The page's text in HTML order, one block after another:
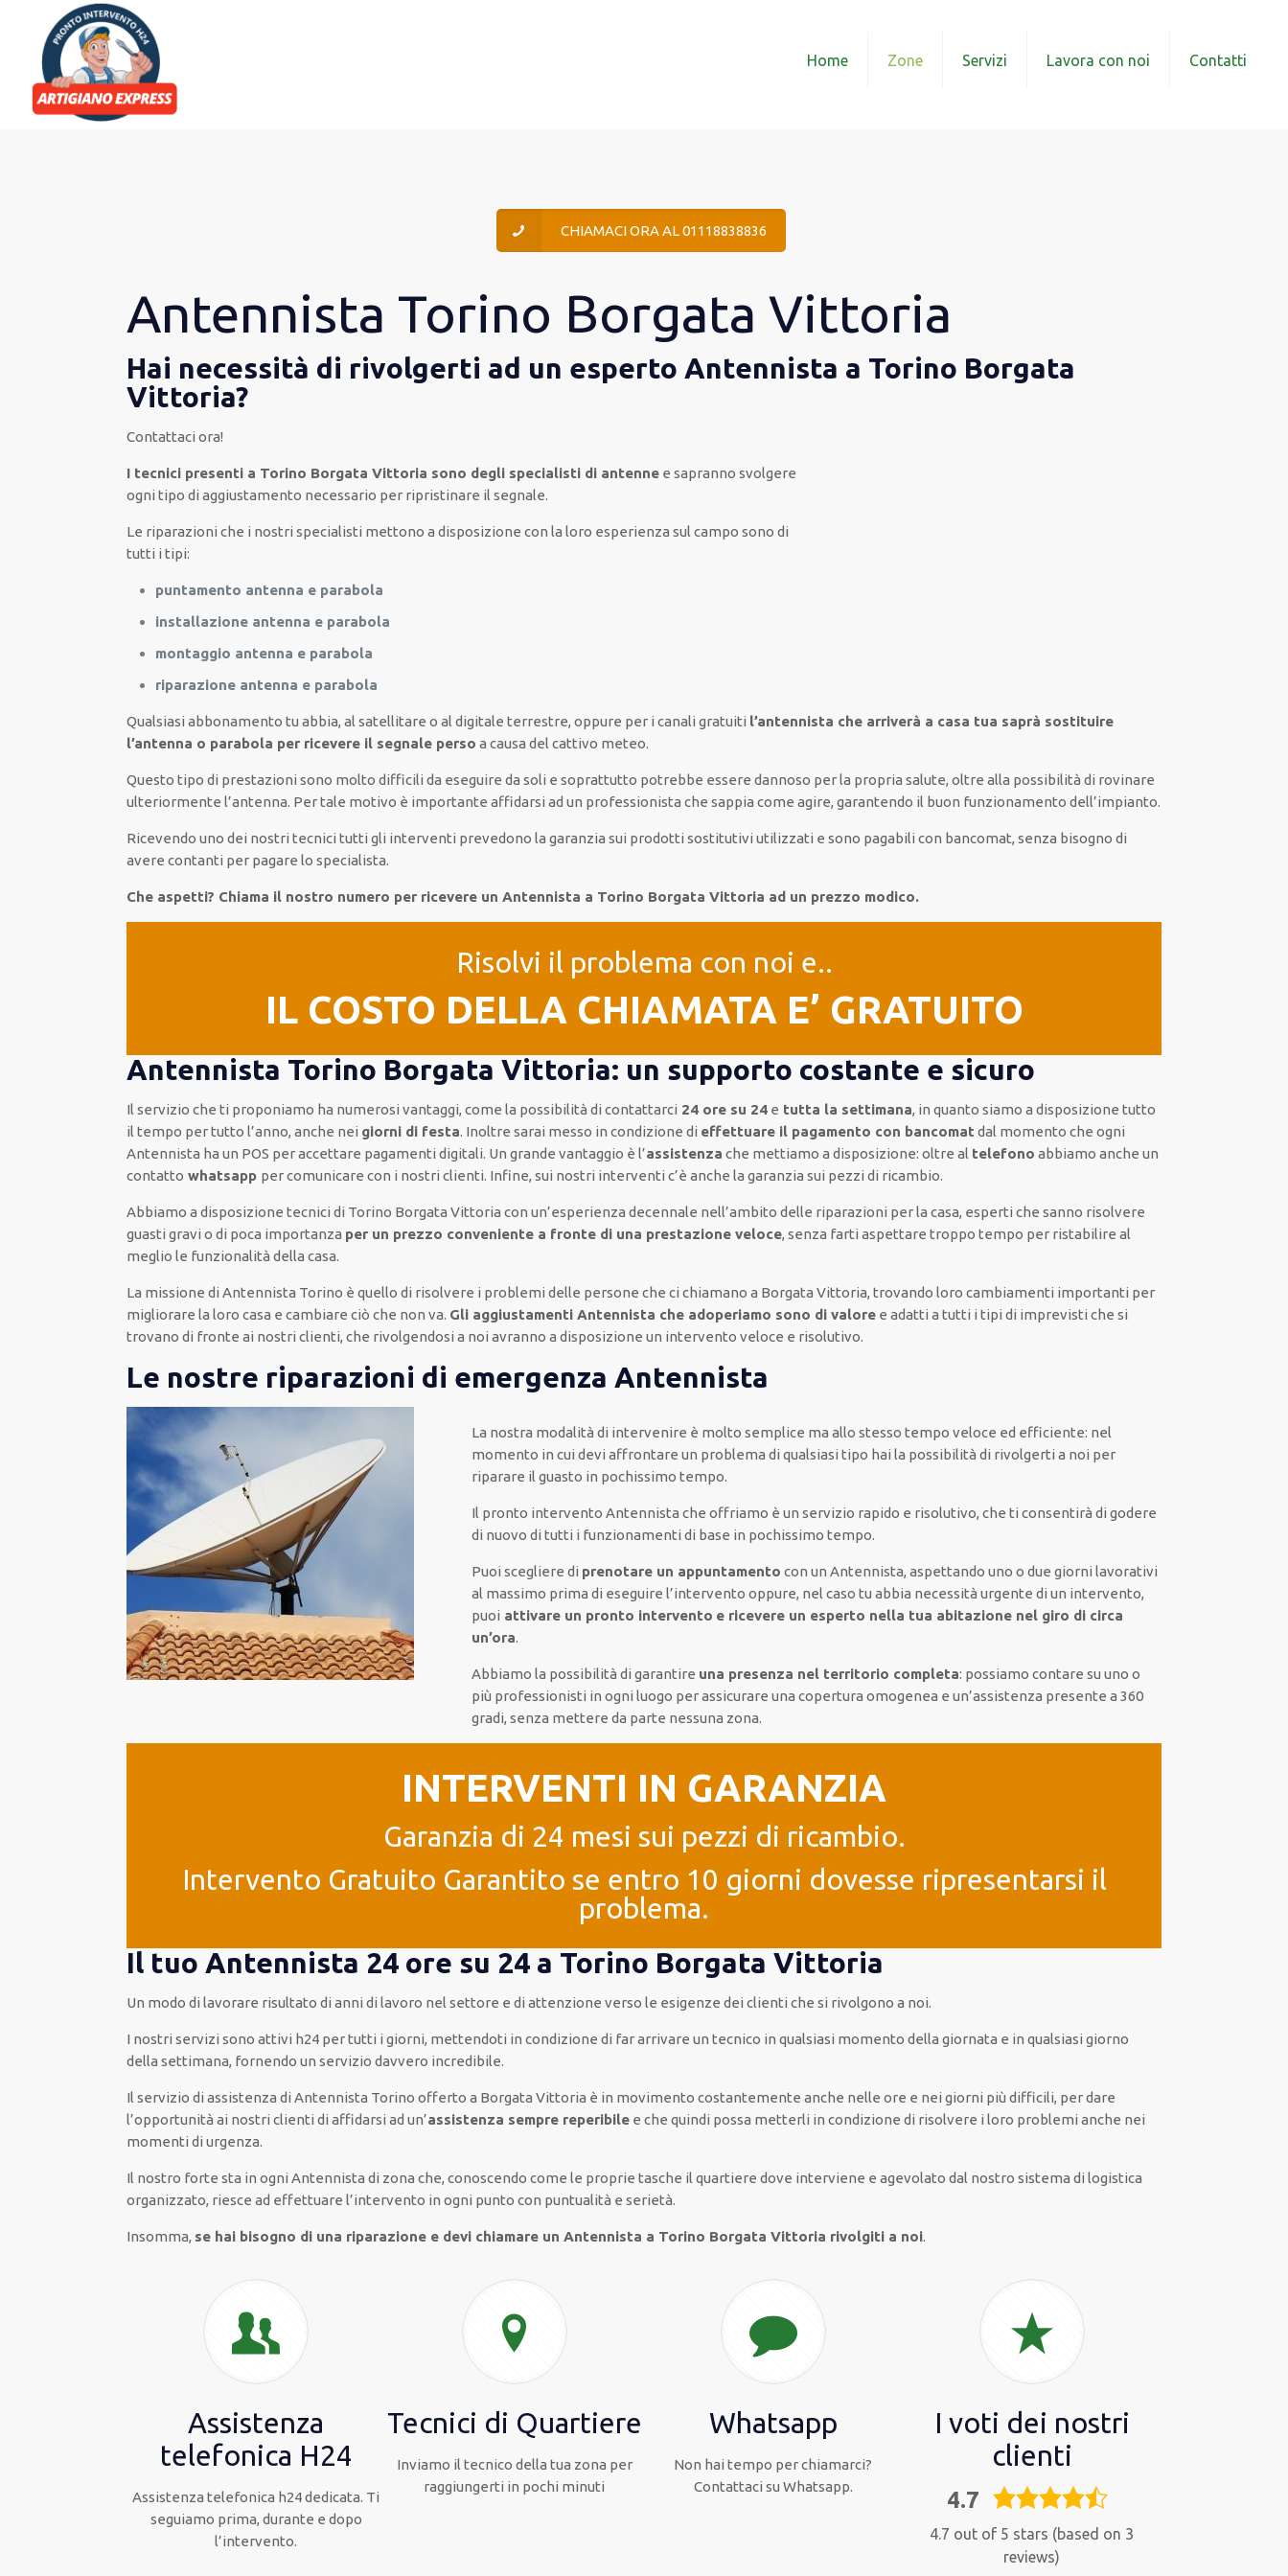
Home Zone Servizi Lavora con noi Contatti
CHIAMACI ORA AL 01118838836
Antennista Torino Borgata Vittoria
Hai necessità di rivolgerti ad un esperto Antennista a Torino Borgata
Vittoria?
Contattaci ora!
I tecnici presenti a Torino Borgata Vittoria sono degli specialisti di antenne e saprannosvolgere
ogni tipo di aggiustamento necessario per ripristinare il segnale.
Le riparazioni che i nostrispecialisti mettono a disposizione con la loro esperienza sul campo sono di
tutti i tipi:
puntamento antenna e parabola
installazione antenna e parabola
montaggio antenna e parabola
riparazione antenna e parabola
Qualsiasi abbonamento tu abbia, al satellitare o al digitale terrestre, oppure per i canaligratuiti l’antennista che arriverà a casa tua saprà sostituire
l’antenna o parabola per ricevere il segnale perso a causa del cattivo meteo.
Questo tipo di prestazioni sono molto difficili da eseguire da soli esoprattutto potrebbe essere dannoso per la propriasalute, oltre alla possibilità di rovinare
ulteriormente l’antenna. Per tale motivo è importante affidarsi ad un professionista che sappiacome agire, garantendo il buon funzionamento dell’impianto.
Ricevendo uno dei nostritecnici tutti gli interventi prevedono la garanzia sui prodotti sostitutivi utilizzati e sono pagabili con bancomat, senza bisogno di
avere contanti per pagare lo specialista.
Che aspetti? Chiama il nostro numero per ricevere un Antennista a Torino Borgata Vittoria ad un prezzo modico.
Risolvi il problema con noi e..
IL COSTO DELLA CHIAMATA E’ GRATUITO
Antennista Torino Borgata Vittoria: un supporto costante e sicuro
Il servizio che ti proponiamo ha numerosi vantaggi, come la possibilità di contattarci 24 ore su 24 e tutta la settimana, in quanto siamo a disposizionetutto
il tempo pertutto l’anno, anche nei giorni di festa. Inoltresarai messo in condizione di effettuare il pagamento con bancomat dal momento che ogni
Antennista haun POS per accettare pagamentidigitali. Un grande vantaggio è l’assistenza che mettiamo a disposizione: oltre al telefono abbiamo anche un
contatto whatsapp per comunicare con i nostri clienti. Infine,sui nostri interventi c’è anche lagaranzia sui pezzi di ricambio.
Abbiamo a disposizionetecnici di Torino Borgata Vittoria con un’esperienza decennale nell’ambito delle riparazioni per la casa, espertiche sanno risolvere
guasti gravi o di poca importanza per un prezzo conveniente a fronte di una prestazione veloce, senza fartiaspettare troppo tempo per ristabilire al
meglio le funzionalità della casa.
La missione di Antennista Torino è quello di risolvere i problemi delle persone checi chiamano a Borgata Vittoria, trovando lorocambiamenti importanti per
migliorare la loro casa e cambiare ciò che non va. Gli aggiustamenti Antennista che adoperiamo sono di valore eadatti a tutti i tipi di imprevisti che si
trovano di fronte ai nostri clienti, che rivolgendosi a noi avranno a disposizione un interventoveloce e risolutivo.
Le nostre riparazioni di emergenza Antennista
La nostra modalità di intervenire è molto semplice ma allo stesso tempo veloce ed efficiente: nel
momento in cui devi affrontare un problema di qualsiasi tipo hai la possibilità di rivolgerti a noi per
riparare il guasto in pochissimo tempo.
Il pronto intervento Antennista che offriamo è un servizio rapido e risolutivo, che ti consentirà di godere
di nuovo di tutti i funzionamenti di base in pochissimo tempo.
Puoi scegliere di prenotareun appuntamento con un Antennista, aspettando uno o due giorni lavorativi
al massimo prima di eseguire l’intervento oppure, nel caso tu abbia necessità urgente di un intervento,
puoi attivareun pronto intervento e ricevere un esperto nella tua abitazione nel giro di circa
un’ora.
Abbiamo la possibilità di garantire una presenza nel territorio completa: possiamo contare su uno o
più professionisti in ogni luogo perassicurare una copertura omogenea e un’assistenza presente a 360
gradi, senza mettere da parte nessuna zona.
INTERVENTI IN GARANZIA
Garanzia di 24 mesi sui pezzi di ricambio.
Intervento Gratuito Garantito se entro 10 giorni dovesse ripresentarsi il
problema.
Il tuo Antennista 24 ore su 24 a Torino Borgata Vittoria
Un modo di lavorare risultato di anni di lavoro nel settore e di attenzione verso le esigenzedei clienti che si rivolgono a noi.
I nostri servizi sono attivi h24 pertutti i giorni, mettendoti in condizione di fararrivare untecnico inqualsiasi momento della giornata e inqualsiasi giorno
della settimana, fornendo un serviziodavvero incredibile.
Il servizio di assistenza di Antennista Torinoofferto a Borgata Vittoria è in movimento costantemente anche nelle ore e nei giorni piùdifficili, perdare
l’opportunità ai nostri clienti diaffidarsi ad un’assistenza sempre reperibile e chequindi possa metterli in condizione di risolvere i loro problemi anche nei
momenti di urgenza.
Il nostro forte sta in ogni Antennista di zona che, conoscendo come le proprie tasche il quartiere dove interviene eagevolato dal nostro sistema di logistica
organizzato, riesce ad effettuare l’intervento in ogni punto con puntualità e serietà.
Insomma, se hai bisogno di una riparazione e devi chiamare un Antennista a Torino Borgata Vittoria rivolgiti a noi.
Assistenza
telefonica H24
Assistenza telefonica h24 dedicata. Ti
seguiamo prima, durante e dopo
l’intervento.
Tecnici di Quartiere
Inviamo il tecnico della tua zona per
raggiungerti in pochi minuti
Whatsapp
Non hai tempo per chiamarci?
Contattaci su Whatsapp.
I voti dei nostri
clienti
4.7
4,7
4.7 out of 5 stars (based on 3
reviews)